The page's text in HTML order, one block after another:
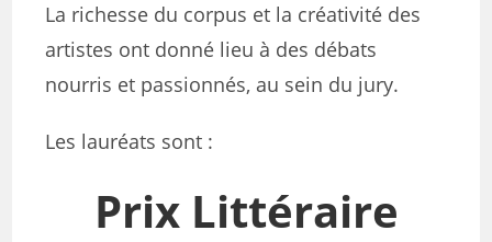
La richesse du corpus et la créativité des
artistes ont donné lieu à des débats
nourris et passionnés, au sein du jury.
Les lauréats sont :
Prix Littéraire